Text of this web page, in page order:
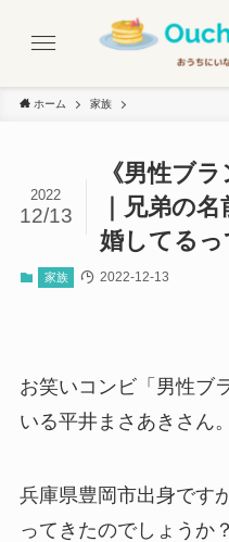
ホーム 家族
《男性ブ
｜兄弟の
婚してるっ
2022
12/13
家族 2022-12-13
お笑いコンビ「男性ブ
いる平井まさあきさん。
兵庫県豊岡市出身です
ってきたのでしょうか？